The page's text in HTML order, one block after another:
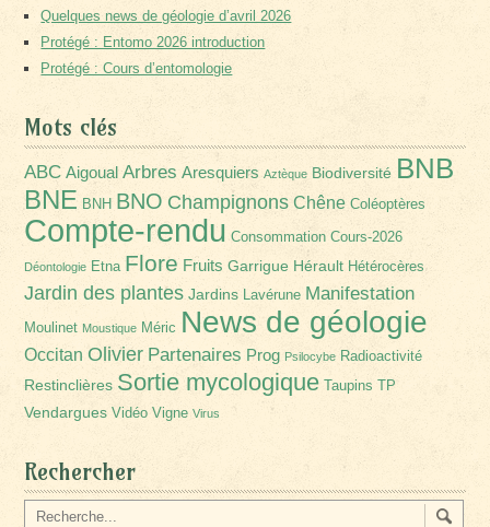
Quelques news de géologie d’avril 2026
Protégé : Entomo 2026 introduction
Protégé : Cours d’entomologie
Mots clés
ABC Aigoual Arbres Aresquiers Aztèque Biodiversité BNB
BNE BNH BNO Champignons Chêne Coléoptères
Compte-rendu Consommation Cours-2026
Déontologie Etna Flore Fruits Garrigue Hérault Hétérocères
Jardin des plantes Jardins Lavérune Manifestation
Moulinet Moustique Méric News de géologie
Occitan Olivier Partenaires Prog Psilocybe Radioactivité
Restinclières Sortie mycologique Taupins TP
Vendargues Vidéo Vigne Virus
Rechercher